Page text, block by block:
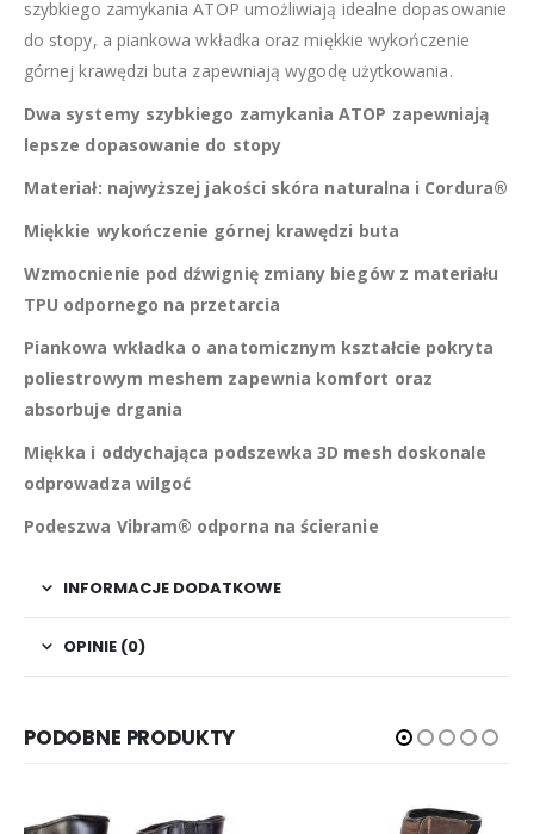
szybkiego zamykania ATOP umożliwiają idealne dopasowanie
do stopy, a piankowa wkładka oraz miękkie wykończenie
górnej krawędzi buta zapewniają wygodę użytkowania.
Dwa systemy szybkiego zamykania ATOP zapewniają
lepsze dopasowanie do stopy
Materiał: najwyższej jakości skóra naturalna i Cordura®
Miękkie wykończenie górnej krawędzi buta
Wzmocnienie pod dźwignię zmiany biegów z materiału
TPU odpornego na przetarcia
Piankowa wkładka o anatomicznym kształcie pokryta
poliestrowym meshem zapewnia komfort oraz
absorbuje drgania
Miękka i oddychająca podszewka 3D mesh doskonale
odprowadza wilgoć
Podeszwa Vibram® odporna na ścieranie
INFORMACJE DODATKOWE
OPINIE (0)
PODOBNE PRODUKTY